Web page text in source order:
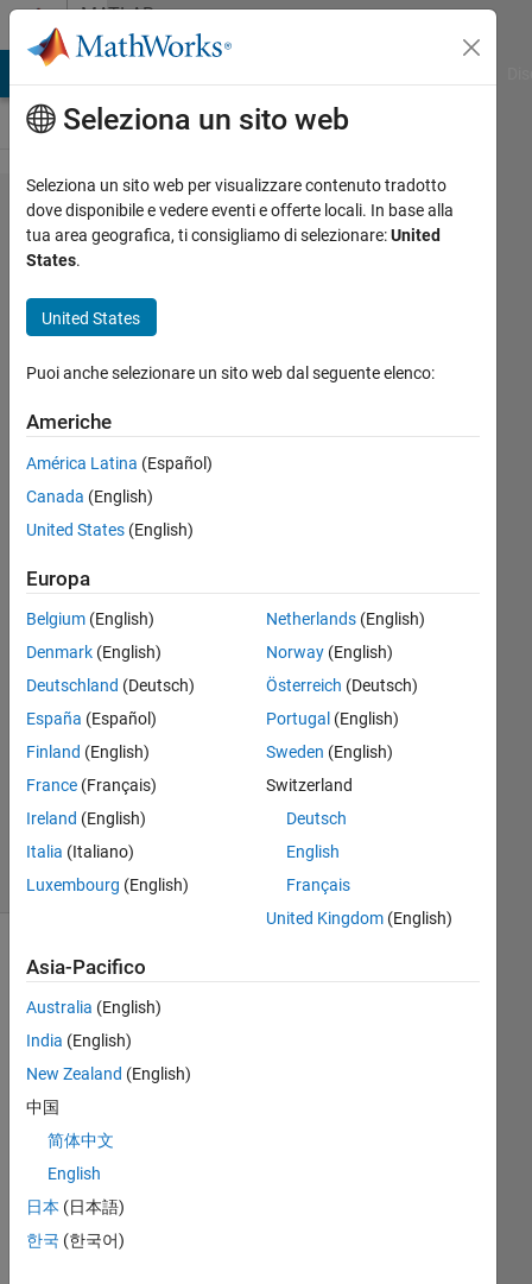
Vai al contenutoMATLAB
Answers
How to
achieve
stable
for time
delay
neural
network
Abdelwahab
Afifi
20 Lug
1
Risposta
Aggiornato
5 Ott 2020
5
Visualizzazioni
(30 giorni)
buil
d
Seleziona un sito web
Seleziona un sito web per visualizzare contenuto tradotto
dove disponibile e vedere eventi e offerte locali. In base alla
tua area geografica, ti consigliamo di selezionare:United
States.
United States
Puoi anche selezionare un sito web dal seguente elenco:
Americhe
América Latina (Español)
Canada (English)
United States (English)
Europa
Belgium (English)
Denmark (English)
Deutschland (Deutsch)
España (Español)
Finland (English)
France (Français)
Ireland (English)
Italia (Italiano)
Luxembourg (English)
Netherlands(English)
Norway(English)
Österreich (Deutsch)
Portugal (English)
Sweden (English)
Switzerland
Deutsch
English
Français
United Kingdom(English)
Asia-Pacifico
Australia (English)
India (English)
New Zealand (English)
中国
简体中文
English
日本 (日本語)
한국 (한국어)